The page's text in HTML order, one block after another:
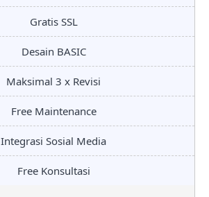
Gratis SSL
Desain BASIC
Maksimal 3 x Revisi
Free Maintenance
Integrasi Sosial Media
Free Konsultasi